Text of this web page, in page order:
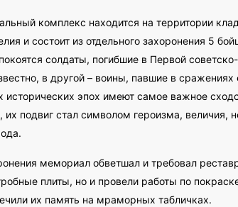
комплекс находится на территории
и состоит из отдельного захоронения 5
солдаты, погибшие в Первой
в другой – воины, павшие в
исторических эпох имеют самое важное
подвиг стал символом героизма, величия,
мемориал обветшал и требовал
плиты, но и провели работы по
их память на мраморных табличках.